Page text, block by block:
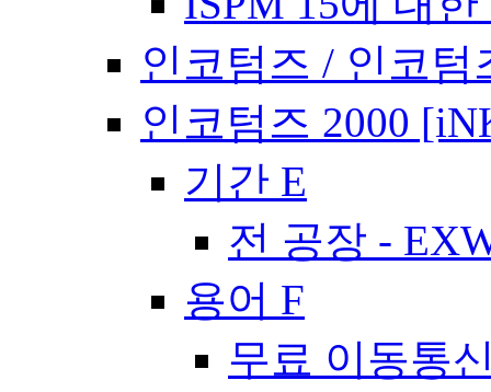
인코텀즈 / 인코텀
인코텀즈 2000
기간 E
전 공장 -
용어 F
무료 이동통